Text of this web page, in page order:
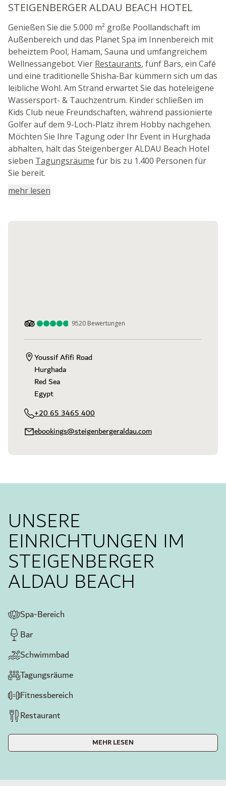
STEIGENBERGER ALDAU BEACH HOTEL
Genießen Sie die 5.000 m² große Poollandschaft im
Außenbereich und das Planet Spa im Innenbereich mit
beheiztem Pool, Hamam, Sauna und umfangreichem
Wellnessangebot. Vier Restaurants, fünf Bars, ein Café
und eine traditionelle Shisha-Bar kümmern sich um das
leibliche Wohl. Am Strand erwartet Sie das hoteleigene
Wassersport- & Tauchzentrum. Kinder schließen im
Kids Club neue Freundschaften, während passionierte
Golfer auf dem 9-Loch-Platz ihrem Hobby nachgehen.
Möchten Sie Ihre Tagung oder Ihr Event in Hurghada
abhalten, hält das Steigenberger ALDAU Beach Hotel
sieben Tagungsräume für bis zu 1.400 Personen für
Sie bereit.
mehr lesen
9520 Bewertungen
Youssif Afifi Road
Hurghada
Red Sea
Egypt
+20 65 3465 400
ebookings@steigenbergeraldau.com
UNSERE
EINRICHTUNGEN IM
STEIGENBERGER
ALDAU BEACH
Spa-Bereich
Bar
Schwimmbad
Tagungsräume
Fitnessbereich
Restaurant
MEHR LESEN